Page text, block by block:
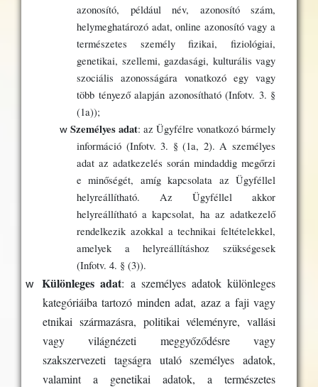
azonosító, például név, azonosító szám,
helymeghatározó adat, online azonosító vagy a
természetes személy fizikai, fiziológiai,
genetikai, szellemi, gazdasági, kulturális vagy
szociális azonosságára vonatkozó egy vagy
több tényező alapján azonosítható (Infotv. 3. §
(1a));
wSzemélyes adat: az Ügyfélre vonatkozó bármely
információ (Infotv. 3. § (1a, 2). A személyes
adat az adatkezelés során mindaddig megőrzi
e minőségét, amíg kapcsolata az Ügyféllel
helyreállítható. Az Ügyféllel akkor
helyreállítható a kapcsolat, ha az adatkezelő
rendelkezik azokkal a technikai feltételekkel,
amelyek a helyreállításhoz szükségesek
(Infotv. 4. § (3)).
w Különleges adat: a személyes adatok különleges
kategóriáiba tartozó minden adat, azaz a faji vagy
etnikai származásra, politikai véleményre, vallási
vagy világnézeti meggyőződésre vagy
szakszervezeti tagságra utaló személyes adatok,
valamint a genetikai adatok, a természetes